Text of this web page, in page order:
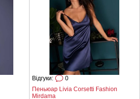
Пеньюар Livia Corsetti Fashion
Mirdama
Відгуки: 0